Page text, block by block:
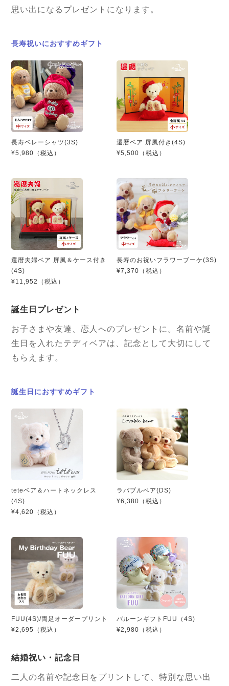
思い出になるプレゼントになります。
長寿祝いにおすすめギフト
長寿ベレーシャツ(3S)
¥5,980（税込）
還暦ベア 屏風付き(4S)
¥5,500（税込）
還暦夫婦ベア 屏風＆ケース付き
(4S)
¥11,952（税込）
長寿のお祝いフラワーブーケ(3S)
¥7,370（税込）
誕生日プレゼント
お子さまや友達、恋人へのプレゼントに。名前や誕
生日を入れたテディベアは、記念として大切にして
もらえます。
誕生日におすすめギフト
teteベア＆ハートネックレス
(4S)
¥4,620（税込）
ラバブルベア(DS)
¥6,380（税込）
FUU(4S)/両足オーダープリント
¥2,695（税込）
バルーンギフトFUU（4S)
¥2,980（税込）
結婚祝い・記念日
二人の名前や記念日をプリントして、特別な思い出